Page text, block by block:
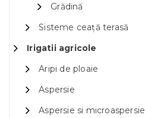
Grădină
Sisteme ceață terasă
Irigatii agricole
Aripi de ploaie
Aspersie
Aspersie si microaspersie